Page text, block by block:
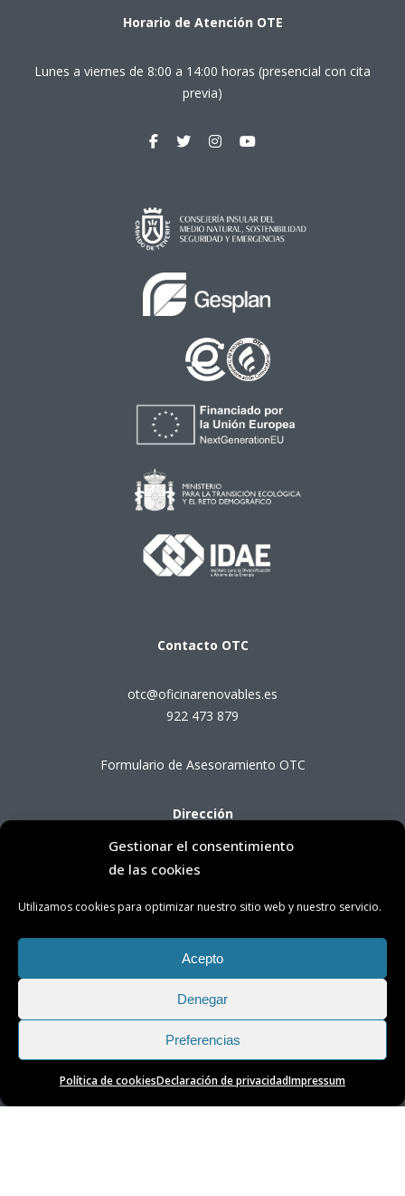
Gestionar el consentimiento
de las cookies
Utilizamos cookies para optimizar nuestro sitio web y nuestro servicio.
Acepto
Denegar
Preferencias
Política de cookiesDeclaración de privacidadImpressum
Horario de Atención OTE
Lunes a viernes de 8:00 a 14:00 horas (presencial con cita
previa)
Contacto OTC
otc@oficinarenovables.es
922 473 879
Formulario de Asesoramiento OTC
Dirección
Avenida Tres de Mayo, 71
Lunes a viernes de 8:00 a 14:00 horas
(presencial con cita previa)